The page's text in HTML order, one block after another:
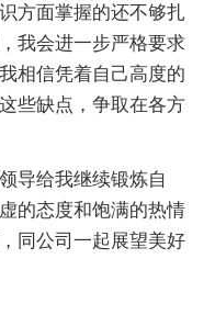
方面掌握的还不够扎
我会进一步严格要求
相信凭着自己高度的
些缺点，争取在各方
导给我继续锻炼自
的态度和饱满的热情
同公司一起展望美好